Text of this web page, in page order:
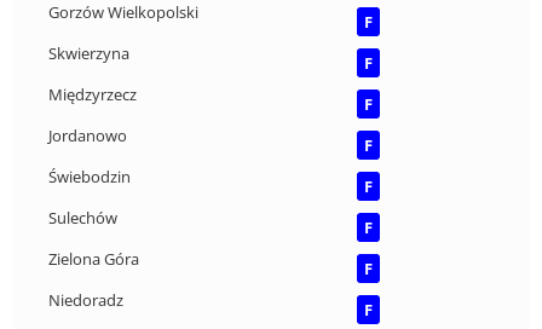
Gorzów Wielkopolski
F
Skwierzyna
F
Międzyrzecz
F
Jordanowo
F
Świebodzin
F
Sulechów
F
Zielona Góra
F
Niedoradz
F